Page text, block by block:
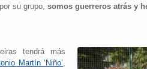
su grupo, somos guerreros atrás y
tendrá más
Martín ‘Niño’,